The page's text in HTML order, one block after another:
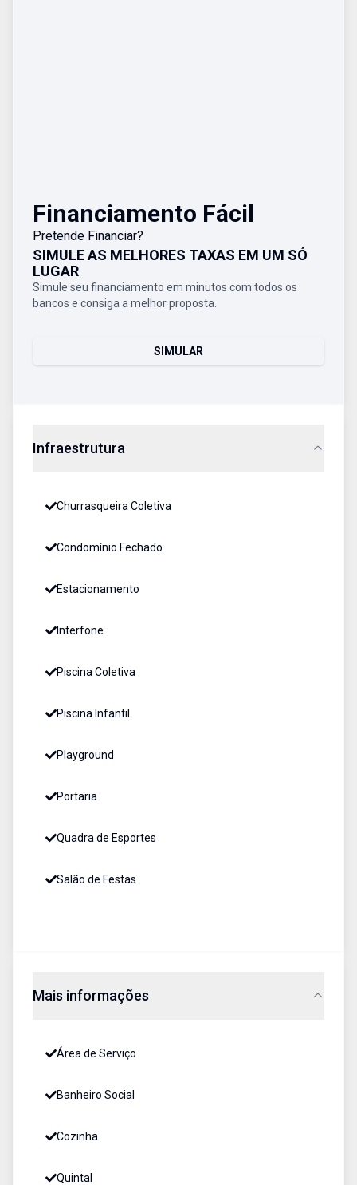
Financiamento Fácil
Pretende Financiar?
SIMULE AS MELHORES TAXAS EM UM SÓ
LUGAR
Simule seu financiamento em minutos com todos os
bancos e consiga a melhor proposta.
SIMULAR
Infraestrutura
Churrasqueira Coletiva
Condomínio Fechado
Estacionamento
Interfone
Piscina Coletiva
Piscina Infantil
Playground
Portaria
Quadra de Esportes
Salão de Festas
Mais informações
Área de Serviço
Banheiro Social
Cozinha
Quintal